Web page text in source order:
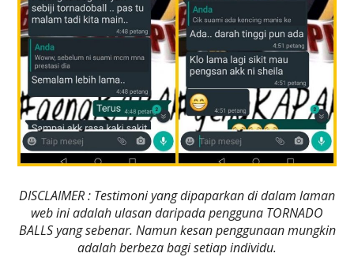
DISCLAIMER : Testimoni yang dipaparkan di dalam laman
web ini adalah ulasan daripada pengguna TORNADO
BALLS yang sebenar. Namun kesan penggunaan mungkin
adalah berbeza bagi setiap individu.